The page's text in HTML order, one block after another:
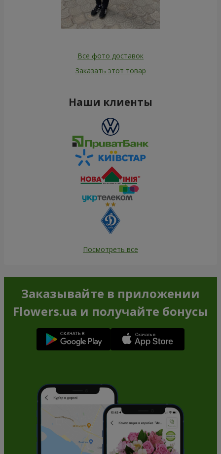
Все фото доставок
Заказать этот товар
Наши клиенты
Посмотреть все
Заказывайте в приложении
Flowers.ua и получайте бонусы